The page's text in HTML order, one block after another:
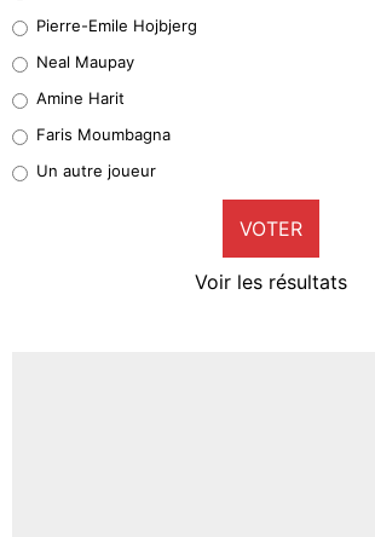
5%
1%
9%
Pierre-Emile Hojbjerg
Neal Maupay
Amine Harit
Faris Moumbagna
Un autre joueur
VOTER
Voir les résultats